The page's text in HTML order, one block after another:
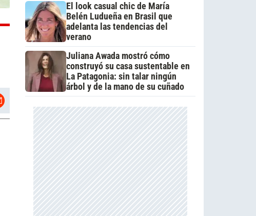
El look casual chic de María
Belén Ludueña en Brasil que
adelanta las tendencias del
verano
Juliana Awada mostró cómo
construyó su casa sustentable en
La Patagonia: sin talar ningún
árbol y de la mano de su cuñado